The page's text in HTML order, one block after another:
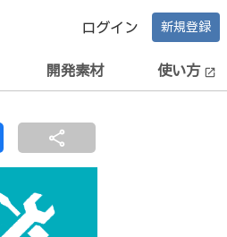
ログイン 新規登録
開発素材 使い方 open_in_new
share